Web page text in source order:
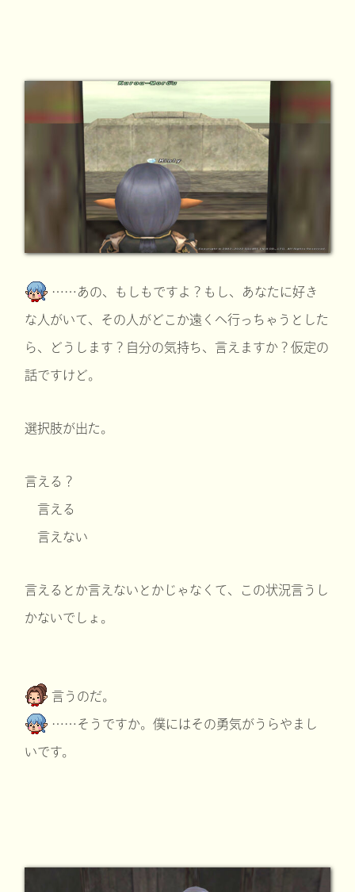
……あの、もしもですよ？もし、あなたに好き
な人がいて、その人がどこか遠くへ行っちゃうとした
ら、どうします？自分の気持ち、言えますか？仮定の
話ですけど。
選択肢が出た。
言える？
言える
言えない
言えるとか言えないとかじゃなくて、この状況言うし
かないでしょ。
言うのだ。
……そうですか。僕にはその勇気がうらやまし
いです。